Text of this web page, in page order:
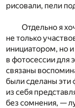
рисовали, пели
Отдельно я
не только
инициатором, но и
в фотосессии для
связаны
были сделаны эти
из себя
без сомнения, —